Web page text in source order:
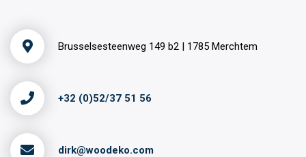
Brusselsesteenweg 149 b2 | 1785 Merchtem
+32 (0)52/37 51 56
dirk@woodeko.com